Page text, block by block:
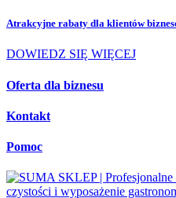
Atrakcyjne rabaty dla klientów
DOWIEDZ SIĘ WIĘCEJ
Oferta dla biznesu
Kontakt
Pomoc